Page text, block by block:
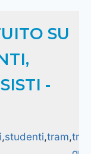
SU
-
,studenti,tram,